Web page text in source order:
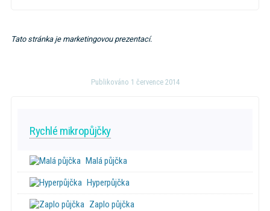
Tato stránka je marketingovou prezentací.
Publikováno 1 července 2014
Rychlé mikropůjčky
Malá půjčka
Hyperpůjčka
Zaplo půjčka